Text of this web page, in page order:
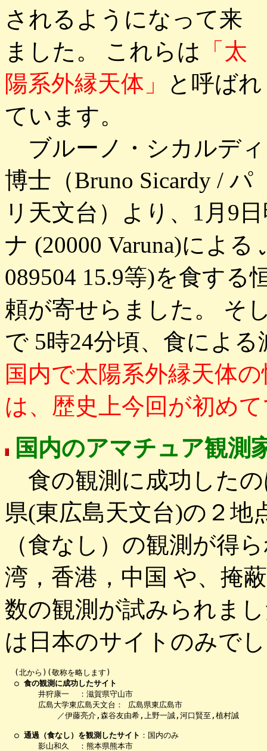
されるようになって来
ました。 これらは 「太
陽系外縁天体」
と呼ばれ
ています。
ブルーノ・シカルディ
博士（Bruno Sicardy / パ
リ天文台）より、1月9
ナ (20000 Varuna)によ
089504 15.9等)を食する
頼が寄せらました。 そ
で 5時24分頃、食によ
国内で太陽系外縁天体
は、歴史上今回が初め
国内のアマチュア観測
食の観測に成功した
県(東広島天文台)の２地
（食なし）の観測が得
湾，香港，中国 や、掩
数の観測が試みられま
は日本のサイトのみで
  (北から)(敬称を略します)
○ 食の観測に成功したサイト
       井狩康一  ：滋賀県守山市
       広島大学東広島天文台： 広島県東広島市
           ／伊藤亮介,森谷友由希,上野一誠,河口賢至,植村誠
○ 通過（食なし）を観測したサイト ：国内のみ
       影山和久  ：熊本県熊本市